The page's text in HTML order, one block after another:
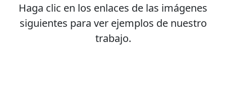
Haga clic en los enlaces de las imágenes
siguientes para ver ejemplos de nuestro
trabajo.